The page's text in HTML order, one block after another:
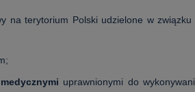
na terytorium Polski udzielone w związku
uprawnionymi do